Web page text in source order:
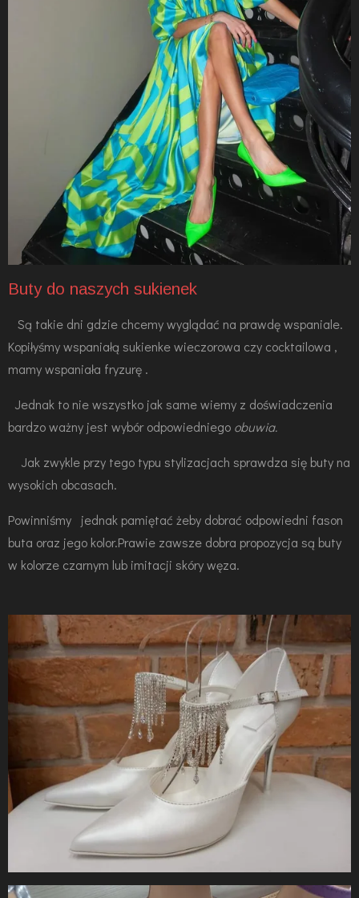
Buty do naszych sukienek
Są takie dni gdzie chcemy wyglądać na prawdę wspaniale.
Kopiłyśmy wspaniałą sukienke wieczorowa czy cocktailowa ,
mamy wspaniała fryzurę .
Jednak to nie wszystko jak same wiemy z doświadczenia
bardzo ważny jest wybór odpowiedniego obuwia.
Jak zwykle przy tego typu stylizacjach sprawdza się buty na
wysokich obcasach.
Powinniśmy jednak pamiętać żeby dobrać odpowiedni fason
buta oraz jego kolor.Prawie zawsze dobra propozycja są buty
w kolorze czarnym lub imitacji skóry węza.